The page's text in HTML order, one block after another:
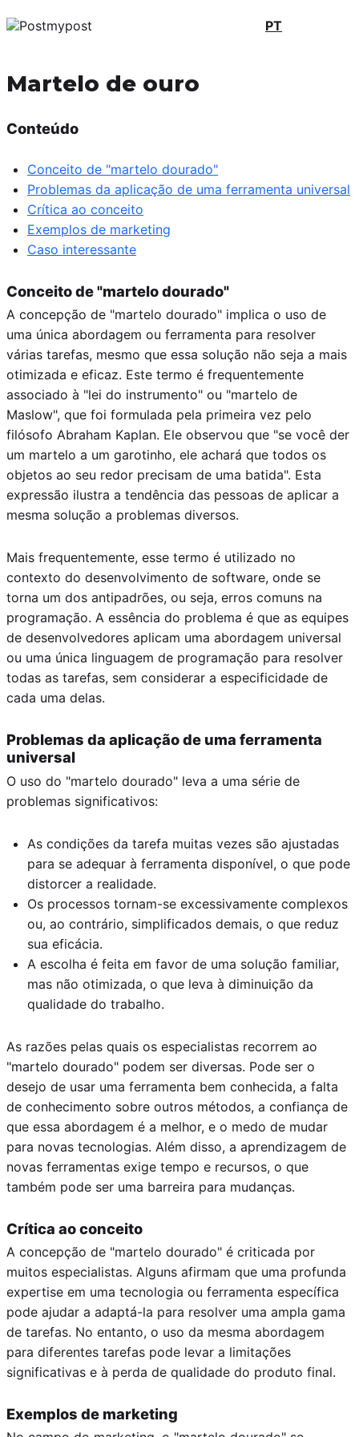
PT
Martelo de ouro
Conteúdo
Conceito de "martelo dourado"
Problemas da aplicação de uma ferramenta universal
Crítica ao conceito
Exemplos de marketing
Caso interessante
Conceito de "martelo dourado"
A concepção de "martelo dourado" implica o uso de
uma única abordagem ou ferramenta para resolver
várias tarefas, mesmo que essa solução não seja a mais
otimizada e eficaz. Este termo é frequentemente
associado à "lei do instrumento" ou "martelo de
Maslow", que foi formulada pela primeira vez pelo
filósofo Abraham Kaplan. Ele observou que "se você der
um martelo a um garotinho, ele achará que todos os
objetos ao seu redor precisam de uma batida". Esta
expressão ilustra a tendência das pessoas de aplicar a
mesma solução a problemas diversos.
Mais frequentemente, esse termo é utilizado no
contexto do desenvolvimento de software, onde se
torna um dos antipadrões, ou seja, erros comuns na
programação. A essência do problema é que as equipes
de desenvolvedores aplicam uma abordagem universal
ou uma única linguagem de programação para resolver
todas as tarefas, sem considerar a especificidade de
cada uma delas.
Problemas da aplicação de uma ferramenta
universal
O uso do "martelo dourado" leva a uma série de
problemas significativos:
As condições da tarefa muitas vezes são ajustadas
para se adequar à ferramenta disponível, o que pode
distorcer a realidade.
Os processos tornam-se excessivamente complexos
ou, ao contrário, simplificados demais, o que reduz
sua eficácia.
A escolha é feita em favor de uma solução familiar,
mas não otimizada, o que leva à diminuição da
qualidade do trabalho.
As razões pelas quais os especialistas recorrem ao
"martelo dourado" podem ser diversas. Pode ser o
desejo de usar uma ferramenta bem conhecida, a falta
de conhecimento sobre outros métodos, a confiança de
que essa abordagem é a melhor, e o medo de mudar
para novas tecnologias. Além disso, a aprendizagem de
novas ferramentas exige tempo e recursos, o que
também pode ser uma barreira para mudanças.
Crítica ao conceito
A concepção de "martelo dourado" é criticada por
muitos especialistas. Alguns afirmam que uma profunda
expertise em uma tecnologia ou ferramenta específica
pode ajudar a adaptá-la para resolver uma ampla gama
de tarefas. No entanto, o uso da mesma abordagem
para diferentes tarefas pode levar a limitações
significativas e à perda de qualidade do produto final.
Exemplos de marketing